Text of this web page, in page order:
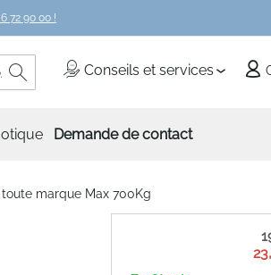
72 90 00 !
Conseils et services
Rechercher
Demande de contact
marque Max 700Kg